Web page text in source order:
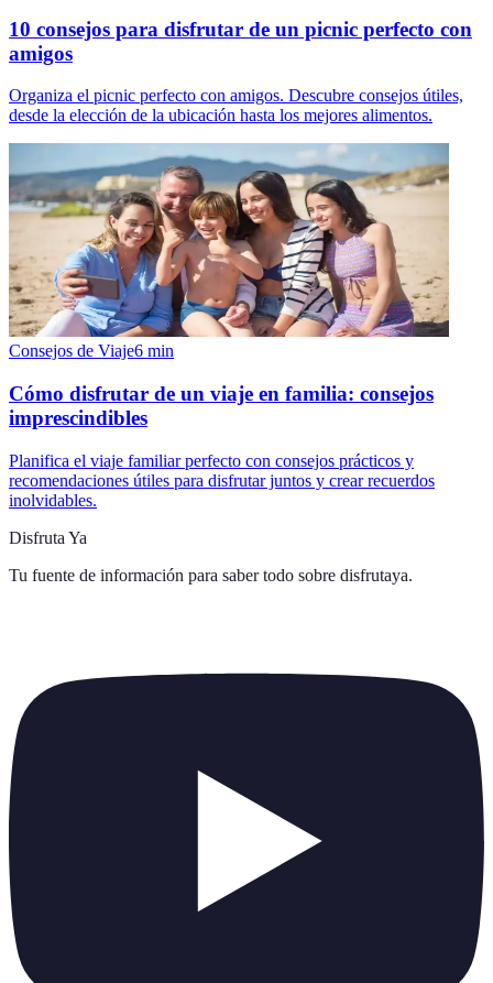
10 consejos para disfrutar de un picnic perfecto con
amigos
Organiza el picnic perfecto con amigos. Descubre consejos útiles,
desde la elección de la ubicación hasta los mejores alimentos.
Consejos de Viaje6 min
Cómo disfrutar de un viaje en familia: consejos
imprescindibles
Planifica el viaje familiar perfecto con consejos prácticos y
recomendaciones útiles para disfrutar juntos y crear recuerdos
inolvidables.
Disfruta Ya
Tu fuente de información para saber todo sobre disfrutaya.